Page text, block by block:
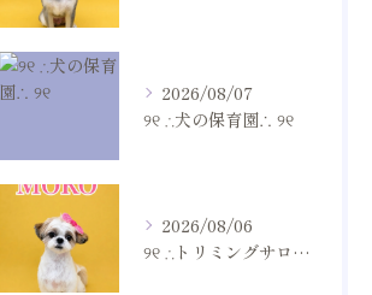
2026/08/07
୨୧ ∴犬の保育園∴ ୨୧
2026/08/06
୨୧ ∴トリミングサロン∴ ୨୧